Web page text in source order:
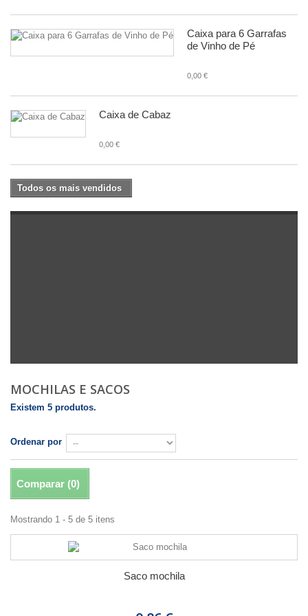
Caixa para 6 Garrafas
de Vinho de Pé
0,00 €
Caixa de Cabaz
0,00 €
Todos os mais vendidos
MOCHILAS E SACOS
Existem 5 produtos.
Ordenar por
Comparar (0)
Mostrando 1 - 5 de 5 itens
Saco mochila